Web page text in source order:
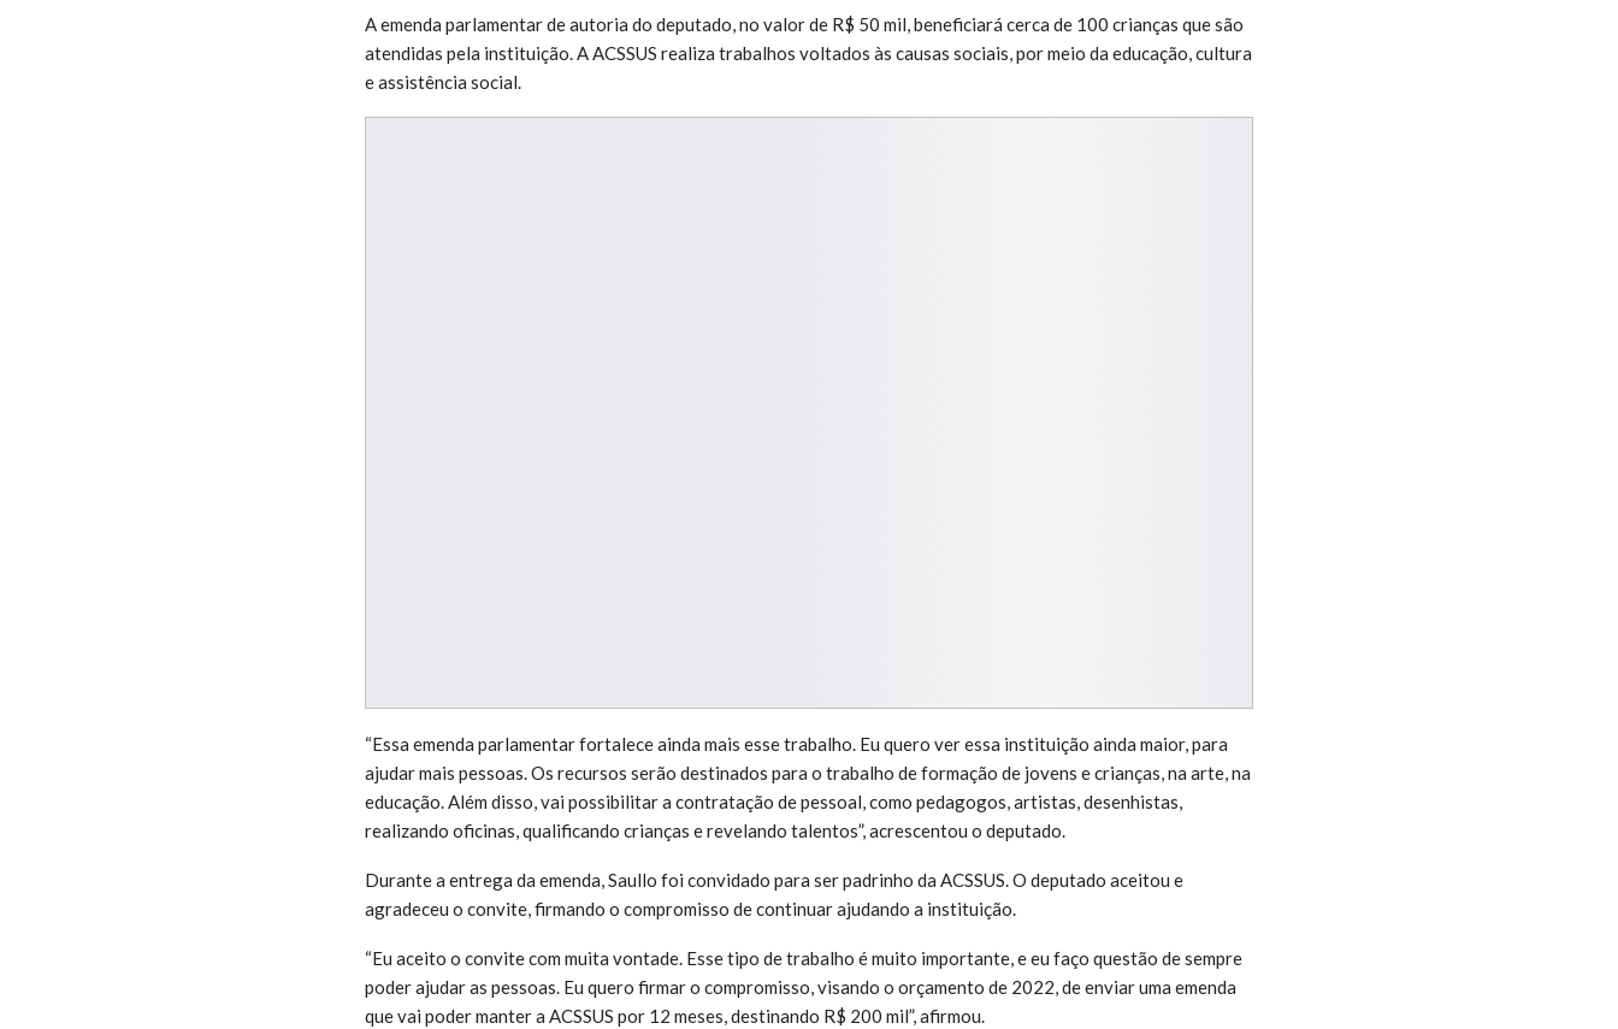
A emenda parlamentar de autoria do deputado, no valor de R$ 50 mil, beneficiará cerca de 100 crianças que são
atendidas pela instituição. A ACSSUS realiza trabalhos voltados às causas sociais, por meio da educação, cultura
e assistência social.
“Essa emenda parlamentar fortalece ainda mais esse trabalho. Eu quero ver essa instituição ainda maior, para
ajudar mais pessoas. Os recursos serão destinados para o trabalho de formação de jovens e crianças, na arte, na
educação. Além disso, vai possibilitar a contratação de pessoal, como pedagogos, artistas, desenhistas,
realizando oficinas, qualificando crianças e revelando talentos”, acrescentou o deputado.
Durante a entrega da emenda, Saullo foi convidado para ser padrinho da ACSSUS. O deputado aceitou e
agradeceu o convite, firmando o compromisso de continuar ajudando a instituição.
“Eu aceito o convite com muita vontade. Esse tipo de trabalho é muito importante, e eu faço questão de sempre
poder ajudar as pessoas. Eu quero firmar o compromisso, visando o orçamento de 2022, de enviar uma emenda
que vai poder manter a ACSSUS por 12 meses, destinando R$ 200 mil”, afirmou.